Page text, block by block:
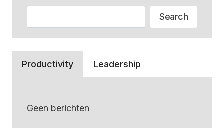
Search
Productivity Leadership
Geen berichten